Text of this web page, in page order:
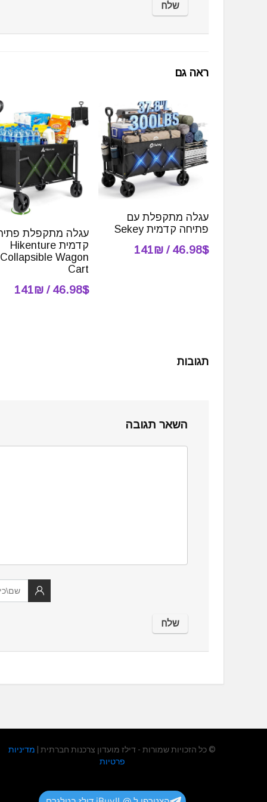
ראה גם
עגלה מתקפלת עם
פתיחה קדמית Sekey
46.98$ / 141₪
עגלה מתקפלת
קדמית Hikenture
Collapsible Wagon
Cart
46.98$ / 141₪
תגובות
השאר תגובה
© כל הזכויות שמורות - דילז מועדון צרכנות חברתית | מדיניות
פרטיות